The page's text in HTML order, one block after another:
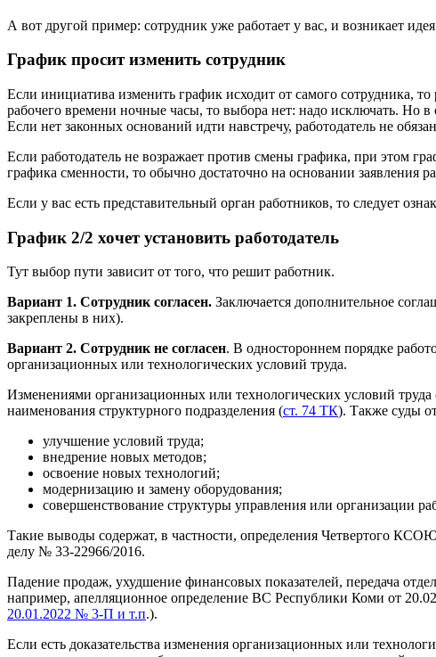
А вот другой пример: сотрудник уже работает у вас, и возникает
График просит изменить сотрудник
Если инициатива изменить график исходит от самого сотрудника,
рабочего времени ночные часы, то выбора нет: надо исключать. Но в
Если нет законных оснований идти навстречу, работодатель не
Если работодатель не возражает против смены графика, при этом
графика сменности, то обычно достаточно на основании заявления
Если у вас есть представительный орган работников, то следует
График 2/2 хочет установить работодатель
Тут выбор пути зависит от того, что решит работник.
Вариант 1. Сотрудник согласен. Заключается дополнительное
закреплены в них).
Вариант 2. Сотрудник не согласен. В одностороннем порядке
организационных или технологических условий труда.
Изменениями организационных или технологических условий труда
наименования структурного подразделения (ст. 74 ТК). Также суды
улучшение условий труда;
внедрение новых методов;
освоение новых технологий;
модернизацию и замену оборудования;
совершенствование структуры управления или организации
Такие выводы содержат, в частности, определения Четвертого
делу № 33-22966/2016.
Падение продаж, ухудшение финансовых показателей, передача
например, апелляционное определение ВС Республики Коми от
20.01.2022 № 3-П и т.п.).
Если есть доказательства изменения организационных или